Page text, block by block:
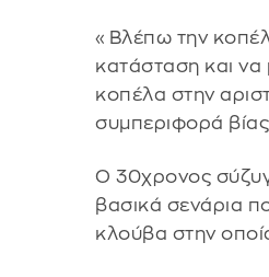
«Βλέπω την
κατάσταση και να
κοπέλα στην
συμπεριφορά
Ο 30χρονος
βασικά σενάρια
κλούβα στην